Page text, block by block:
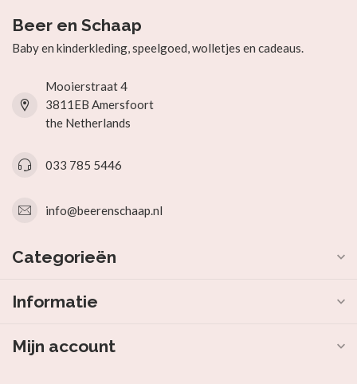
Beer en Schaap
Baby en kinderkleding, speelgoed, wolletjes en cadeaus.
Mooierstraat 4
3811EB Amersfoort
the Netherlands
033 785 5446
info@beerenschaap.nl
Categorieën
Informatie
Mijn account